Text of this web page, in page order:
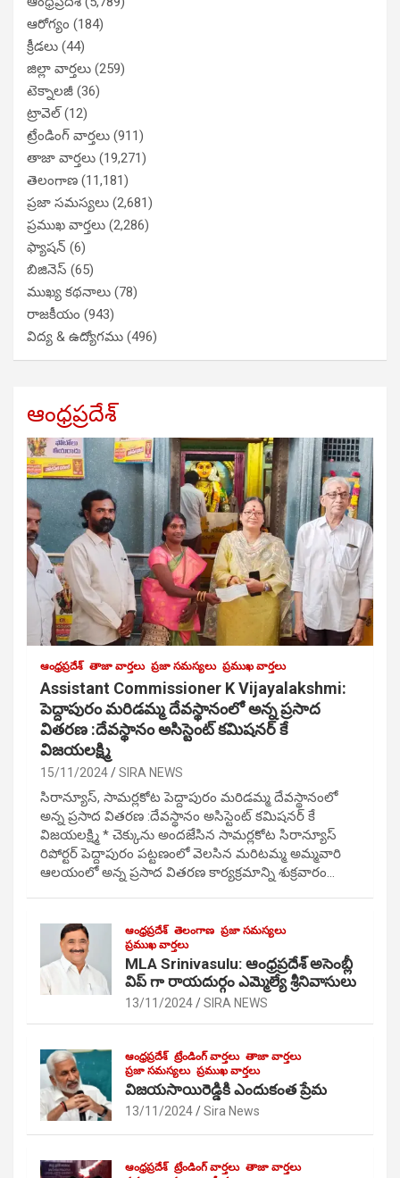
ఆరోగ్యం (184)
క్రీడలు (44)
జిల్లా వార్తలు (259)
టెక్నాలజీ (36)
ట్రావెల్(12)
ట్రేండింగ్ వార్తలు (911)
తాజా వార్తలు (19,271)
తెలంగాణ (11,181)
ప్రజా సమస్యలు (2,681)
ప్రముఖ వార్తలు (2,286)
ఫ్యాషన్ (6)
బిజినెస్ (65)
ముఖ్య కథనాలు (78)
రాజకీయం (943)
విద్య & ఉద్యోగము (496)
ఆంధ్రప్రదేశ్
ఆంధ్రప్రదేశ్ తాజా వార్తలు ప్రజా సమస్యలు ప్రముఖ వార్తలు
Assistant Commissioner K Vijayalakshmi:
పెద్దాపురం మరిడమ్మ దేవస్థానంలో అన్న ప్రసాద
వితరణ :దేవస్థానం అసిస్టెంట్ కమిషనర్ కే
విజయలక్ష్మి
15/11/2024 SIRA NEWS
సిరాన్యూస్, సామర్లకోట పెద్దాపురం మరిడమ్మ దేవస్థానంలో
అన్న ప్రసాద వితరణ :దేవస్థానం అసిస్టెంట్ కమిషనర్ కే
విజయలక్ష్మి * చెక్కును అందజేసిన సామర్లకోట సిరాన్యూస్
రిపోర్టర్ పెద్దాపురం పట్టణంలో వెలసిన మరిటమ్మ అమ్మవారి
ఆలయంలో అన్న ప్రసాద వితరణ కార్యక్రమాన్ని శుక్రవారం…
ఆంధ్రప్రదేశ్ తెలంగాణ ప్రజా సమస్యలు
ప్రముఖ వార్తలు
MLA Srinivasulu: ఆంధ్రప్రదేశ్ అసెంబ్లీ
విప్ గా రాయదుర్గం ఎమ్మెల్యే శ్రీనివాసులు
13/11/2024 SIRA NEWS
ఆంధ్రప్రదేశ్ ట్రేండింగ్ వార్తలు తాజా వార్తలు
ప్రజా సమస్యలు ప్రముఖ వార్తలు
విజయసాయిరెడ్డికి ఎందుకంత ప్రేమ
13/11/2024 Sira News
ఆంధ్రప్రదేశ్ ట్రేండింగ్ వార్తలు తాజా వార్తలు